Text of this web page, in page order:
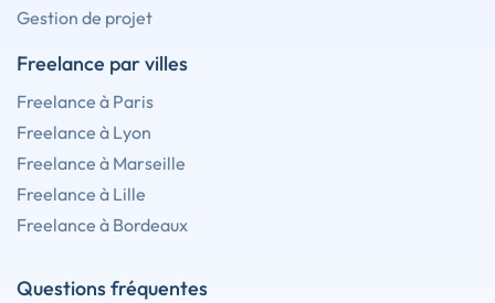
Gestion de projet
Freelance par villes
Freelance à Paris
Freelance à Lyon
Freelance à Marseille
Freelance à Lille
Freelance à Bordeaux
Questions fréquentes